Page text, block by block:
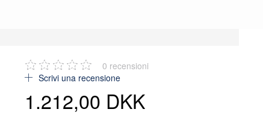
0 recensioni
Scrivi una recensione
1.212,00 DKK